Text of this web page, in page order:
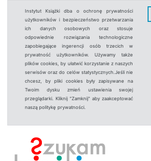
Instytut Książki dba o ochronę prywatności
użytkowników i bezpieczeństwo przetwarzania
ich danych osobowych oraz stosuje
odpowiednie rozwiązania technologiczne
zapobiegające ingerencji osób trzecich w
prywatność użytkowników. Używamy także
plików cookies, by ułatwić korzystanie z naszych
serwisów oraz do celów statystycznych.Jeśli nie
chcesz, by pliki cookies były zapisywane na
Twoim dysku zmień ustawienia swojej
przeglądarki. Kliknij "Zamknij" aby zaakceptować
naszą politykę prywatności.